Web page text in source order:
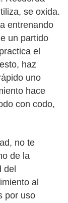
se oxida.
entrenando
un partido
el
haz
uno
hace
con codo,
no te
de la
del
al
por uso